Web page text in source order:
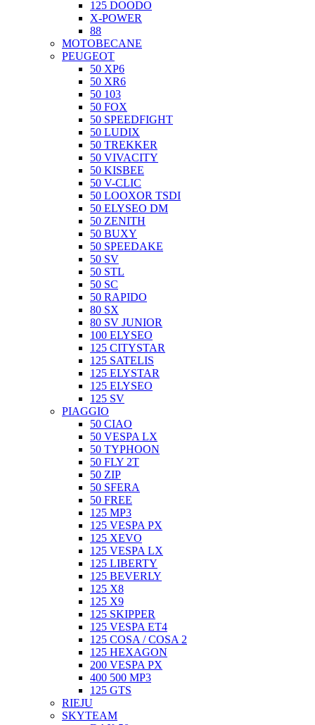
125 DOODO
X-POWER
88
MOTOBECANE
PEUGEOT
50 XP6
50 XR6
50 103
50 FOX
50 SPEEDFIGHT
50 LUDIX
50 TREKKER
50 VIVACITY
50 KISBEE
50 V-CLIC
50 LOOXOR TSDI
50 ELYSEO DM
50 ZENITH
50 BUXY
50 SPEEDAKE
50 SV
50 STL
50 SC
50 RAPIDO
80 SX
80 SV JUNIOR
100 ELYSEO
125 CITYSTAR
125 SATELIS
125 ELYSTAR
125 ELYSEO
125 SV
PIAGGIO
50 CIAO
50 VESPA LX
50 TYPHOON
50 FLY 2T
50 ZIP
50 SFERA
50 FREE
125 MP3
125 VESPA PX
125 XEVO
125 VESPA LX
125 LIBERTY
125 BEVERLY
125 X8
125 X9
125 SKIPPER
125 VESPA ET4
125 COSA / COSA 2
125 HEXAGON
200 VESPA PX
400 500 MP3
125 GTS
RIEJU
SKYTEAM